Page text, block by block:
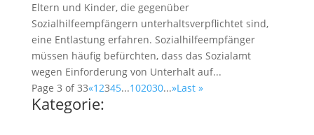
Eltern und Kinder, die gegenüber
Sozialhilfeempfängern unterhaltsverpflichtet sind,
eine Entlastung erfahren. Sozialhilfeempfänger
müssen häufig befürchten, dass das Sozialamt
wegen Einforderung von Unterhalt auf...
Page 3 of 33«12345...102030...»Last »
Kategorie: